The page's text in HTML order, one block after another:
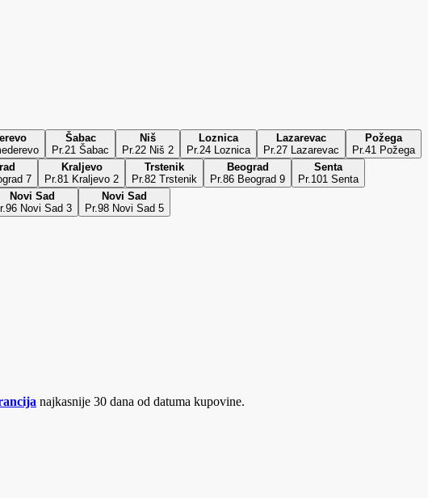
Šabac
Pr.21 Šabac
Niš
Pr.22 Niš 2
Loznica
Pr.24 Loznica
Lazarevac
Pr.27 Lazarevac
Požega
Pr.41 Požega
7
Kraljevo
Pr.81 Kraljevo 2
Trstenik
Pr.82 Trstenik
Beograd
Pr.86 Beograd 9
Senta
Pr.101 Senta
Novi Sad
Novi Sad 3
Novi Sad
Pr.98 Novi Sad 5
najkasnije 30 dana od datuma kupovine.